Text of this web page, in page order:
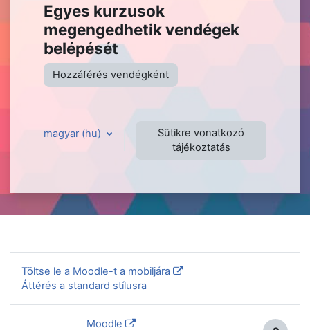
Egyes kurzusok
megengedhetik vendégek
belépését
Hozzáférés vendégként
magyar ‎(hu)‎
Sütikre vonatkozó
tájékoztatás
Töltse le a Moodle-t a mobiljára
Áttérés a standard stílusra
Moodle